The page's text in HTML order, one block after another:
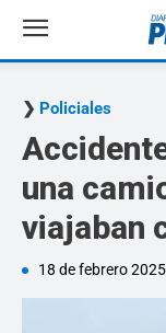
Policiales
una
viajaban
18 de febrero 2025